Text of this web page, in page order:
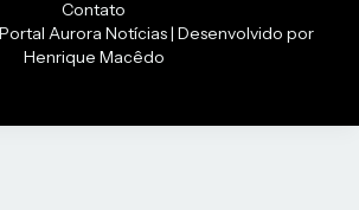
Aurora Notícias | Desenvolvido por
Henrique Macêdo
Contato